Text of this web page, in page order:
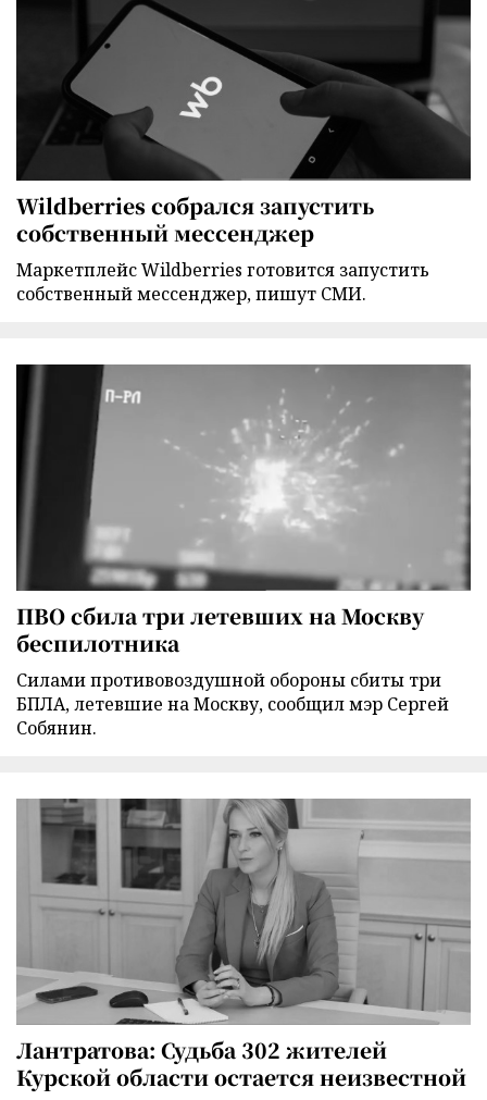
Wildberries собрался запустить
собственный мессенджер
Маркетплейс Wildberries готовится запустить
собственный мессенджер, пишут СМИ.
ПВО сбила три летевших на Москву
беспилотника
Силами противовоздушной обороны сбиты три
БПЛА, летевшие на Москву, сообщил мэр Сергей
Собянин.
Лантратова: Судьба 302 жителей
Курской области остается неизвестной